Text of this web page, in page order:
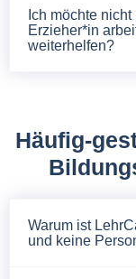
Ich möchte
Erzieher*in
weiterhelfen?
Häufig-
Warum ist
und keine